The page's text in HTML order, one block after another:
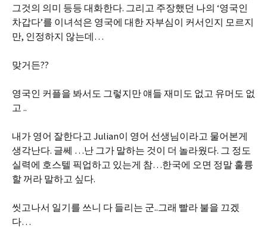
그것의 의미 등등 대화한다. 그리고 주장했던 나의 ‘영국인
차갑다’를 이녀석은 영국에 대한 자부심이 커서인지 모르지
만, 인정하지 않는데…
맞거든??
영국인 커플을 봐서도 그렇지만 얘들 재미도 없고 유머도 없
고 ..
내가 영어 잘한다고 Julian이 영어 선생님이라고 물어본게
생각난다. 글쎄 …난 그가 말하는 것이 더 놀라웠다. 그 정도
실력에 호스텔 픽업하고 있는게 참…한국에 오면 정말 훌륭
할 꺼라 말하고 싶다.
씻고나서 일기를 쓰니 다 들리는 군..그래 빨라 불을 끄겠
다…